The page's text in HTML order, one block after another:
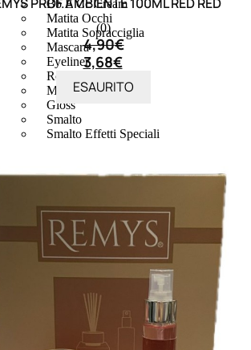
Bb E Cc Cream
Matita Occhi
Matita Sopracciglia
Mascara
Eyeliner
Rossetto
Matita Labbra
Gloss
Smalto
Smalto Effetti Speciali
Occhi
Palette
occhi
(0)
4,90€
3,68€
ESAURITO